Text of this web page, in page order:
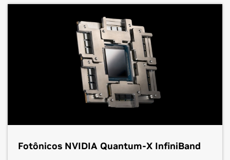
Fotônicos NVIDIA Quantum-X InfiniBand